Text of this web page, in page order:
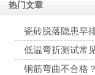
热门文章
瓷砖脱落隐患早
低温弯折测试常
钢筋弯曲不合格